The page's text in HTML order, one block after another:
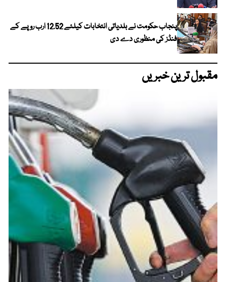
پنجاب حکومت نے بلدیاتی انتخابات کیلئے 12.52 ارب روپے کے
فنڈز کی منظوری دے دی
مقبول ترین خبریں